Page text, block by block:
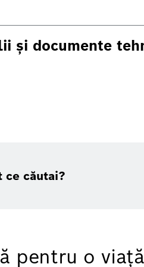
şi documente
ce căutai?
pentru o viaţă